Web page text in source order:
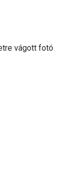
vágott fotó